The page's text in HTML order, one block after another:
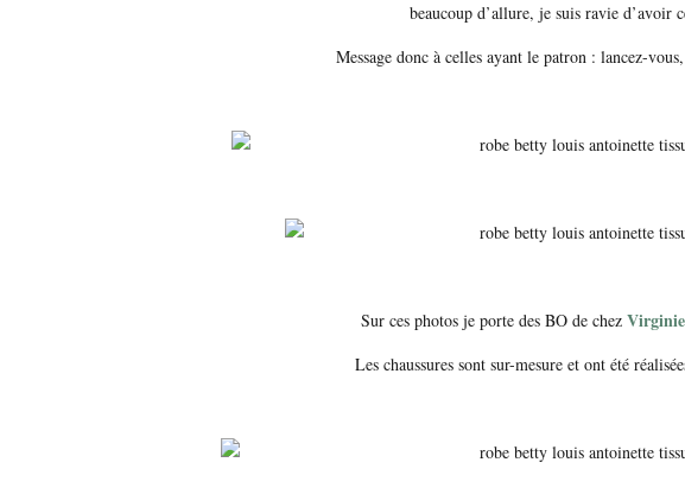
beaucoup d’allure, je suis ravie d’avoir
Message donc à celles ayant le patron : lancez-
Sur ces photos je porte des BO de chez
Les chaussures sont sur-mesure et ont été